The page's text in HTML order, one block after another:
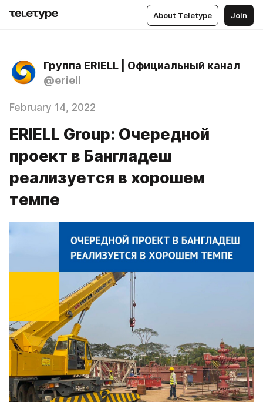
About Teletype Join
Группа ERIELL | Официальный канал
@eriell
February 14, 2022
ERIELL Group: Очередной
проект в Бангладеш
реализуется в хорошем
темпе